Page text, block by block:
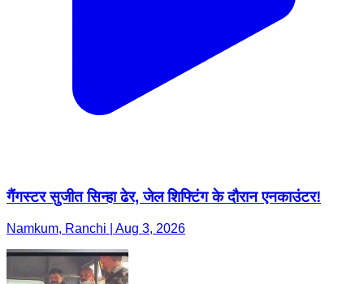
गैंगस्टर सुजीत सिन्हा ढेर, जेल शिफ्टिंग के दौरान एनकाउंटर!
Namkum, Ranchi | Aug 3, 2026